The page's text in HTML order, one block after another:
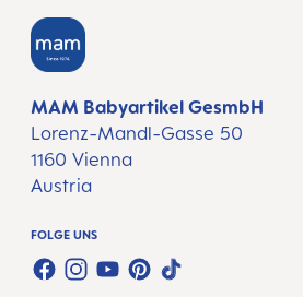
MAM Babyartikel GesmbH
Lorenz-Mandl-Gasse 50
1160 Vienna
Austria
FOLGE UNS
FACEBOOK
INSTAGRAM
YOUTUBE
PINTEREST
TIKTOK